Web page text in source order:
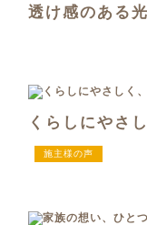
透け感のある
くらしにやさ
施主様の声